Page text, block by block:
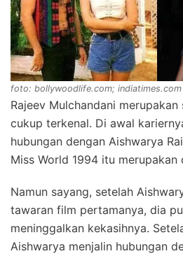
foto: bollywoodlife.com; indiatimes.com
Rajeev Mulchandani
cukup terkenal. Di awal
hubungan dengan Aishwarya
Miss World 1994 itu merupakan
Namun sayang, setelah
tawaran film pertamanya, dia
meninggalkan kekasihnya.
Aishwarya menjalin hubungan